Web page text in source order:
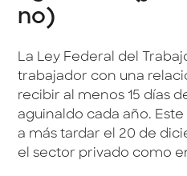
no)
La Ley Federal del
trabajador con una
recibir al menos 15 días
aguinaldo cada año.
a más tardar el 20 de
el sector privado como